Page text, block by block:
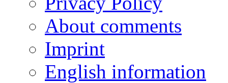
About comments
Imprint
English information